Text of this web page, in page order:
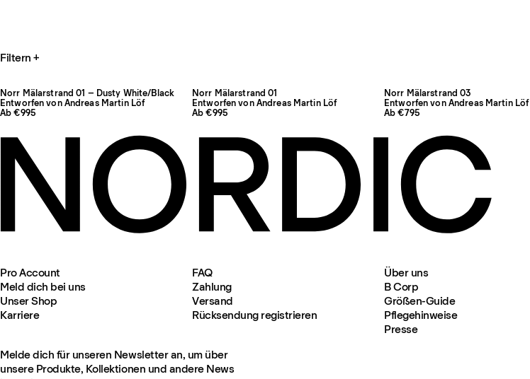
Filtern +
Norr Mälarstrand 01 – Dusty White/Black
Entworfen von Andreas Martin Löf
Ab €995
Norr Mälarstrand 01
Entworfen von Andreas Martin Löf
Ab €995
Norr Mälarstrand 03
Entworfen von Andreas Martin Löf
Ab €795
Pro Account
Meld dich bei uns
Unser Shop
Karriere
FAQ
Zahlung
Versand
Rücksendung registrieren
Über uns
B Corp
Größen-Guide
Pflegehinweise
Presse
Melde dich für unseren Newsletter an, um über
unsere Produkte, Kollektionen und andere News